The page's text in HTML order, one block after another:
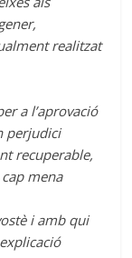
realitzat
a l’aprovació
perjudici
recuperable,
mena
i amb qui